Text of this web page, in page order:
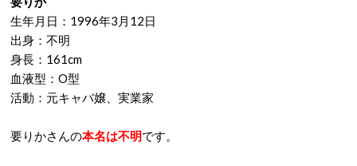
生年月日：1996年3月12日
出身：不明
身長：161cm
血液型：O型
活動：元キャバ嬢、実業家
要りかさんの本名は不明です。